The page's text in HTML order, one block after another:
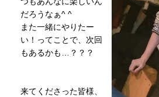
だろうなぁ^ ^
また一緒にやりたー
い！ってことで、次回
もあるかも…？？？
来てくださった皆様、